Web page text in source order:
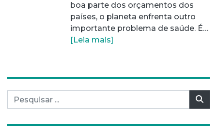
boa parte dos orçamentos dos
países, o planeta enfrenta outro
importante problema de saúde. É…
[Leia mais]
Pesquisar por: